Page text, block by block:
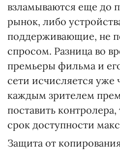
взламываются еще до
рынок, либо
поддерживающие, не
спросом. Разница во
премьеры фильма и
сети исчисляется уже
каждым зрителем
поставить
срок доступности
Защита от